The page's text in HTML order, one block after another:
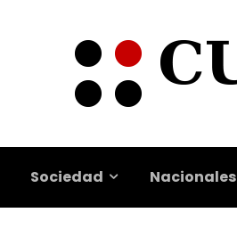
Sociedad Nacionales